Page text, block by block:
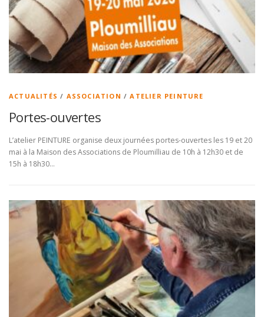
ACTUALITÉS / ASSOCIATION /ATELIER PEINTURE
Portes-ouvertes
L’atelier PEINTURE organise deux journées portes-ouvertes les 19 et 20
mai à la Maison des Associations de Ploumilliau de 10h à 12h30 et de
15h à 18h30…